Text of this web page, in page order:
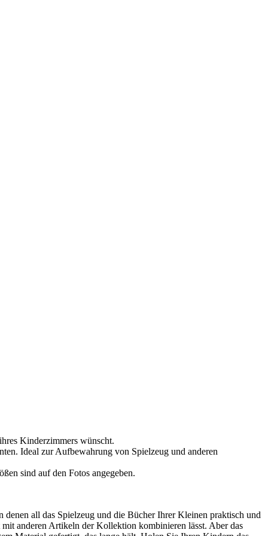
Kinderzimmers wünscht.
Ideal zur Aufbewahrung von Spielzeug und anderen
sind auf den Fotos angegeben.
all das Spielzeug und die Bücher Ihrer Kleinen praktisch und
anderen Artikeln der Kollektion kombinieren lässt. Aber das